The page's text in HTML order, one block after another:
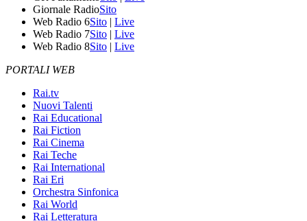
Giornale RadioSito
Web Radio 6Sito | Live
Web Radio 7Sito | Live
Web Radio 8Sito | Live
PORTALI WEB
Rai.tv
Nuovi Talenti
Rai Educational
Rai Fiction
Rai Cinema
Rai Teche
Rai International
Rai Eri
Orchestra Sinfonica
Rai World
Rai Letteratura